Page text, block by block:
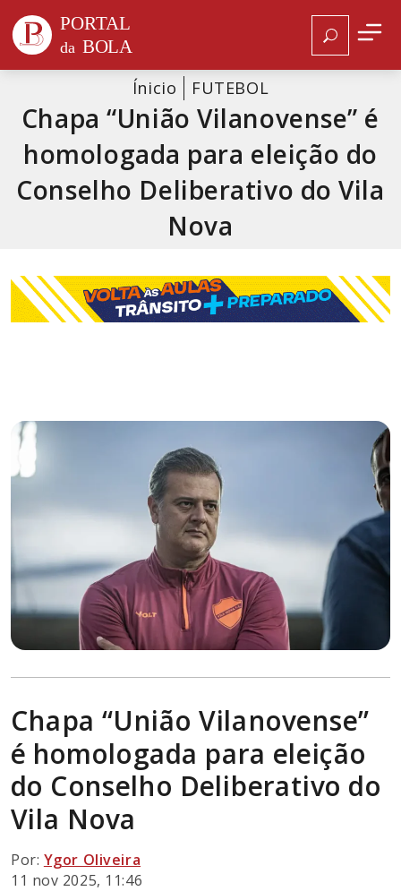
Ínicio FUTEBOL
Chapa “União Vilanovense” é
homologada para eleição do
Conselho Deliberativo do Vila
Nova
Chapa “União Vilanovense”
é homologada para eleição
do Conselho Deliberativo do
Vila Nova
Por: Ygor Oliveira
11 nov 2025, 11:46